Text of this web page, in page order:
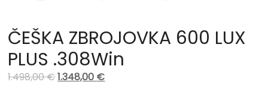
ČEŠKA ZBROJOVKA 600 LUX
PLUS .308Win
1.498,00€1.348,00 €